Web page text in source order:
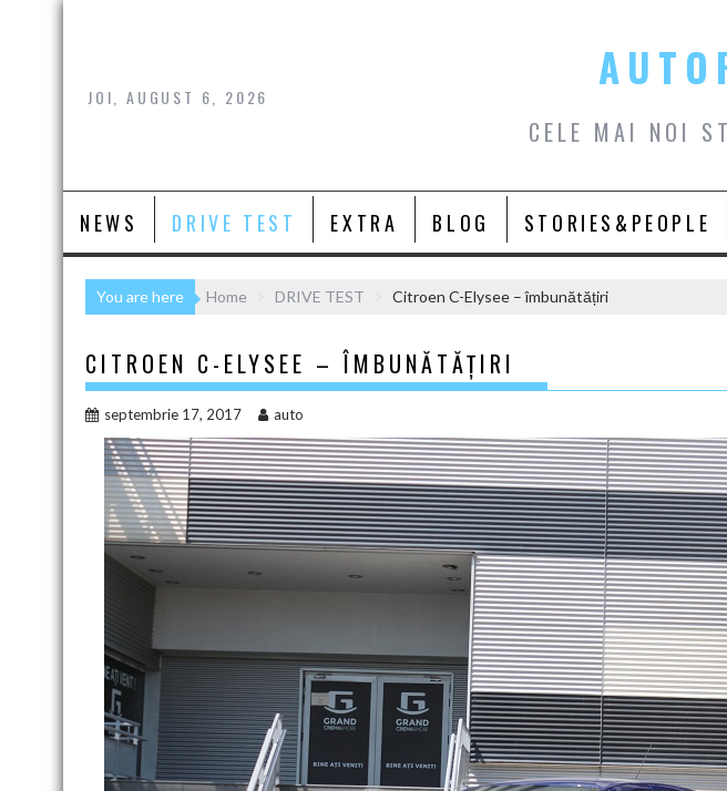
Skip
JOI, AUGUST 6, 2026
CELE MAI NOI
NEWS DRIVE TEST EXTRA BLOG STORIES&PEOPLE
You are here Home DRIVE TEST Citroen C-Elysee – îmbunătățiri
CITROEN C-ELYSEE – ÎMBUNĂTĂȚIRI
septembrie 17, 2017 auto